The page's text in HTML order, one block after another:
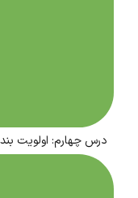
درس چهارم: اولویت